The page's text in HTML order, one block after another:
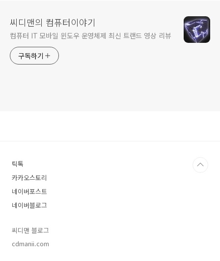
씨디맨의 컴퓨터이야기
컴퓨터 IT 모바일 윈도우 운영체제 최신 트랜드 영상 리뷰
구독하기
틱톡
카카오스토리
네이버포스트
네이버블로그
씨디맨 블로그
cdmanii.com